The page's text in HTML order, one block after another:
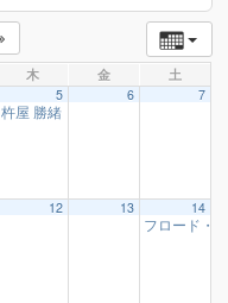
木 金 土
5
杵屋 勝緒 様
6 7
12 13 14
フロード